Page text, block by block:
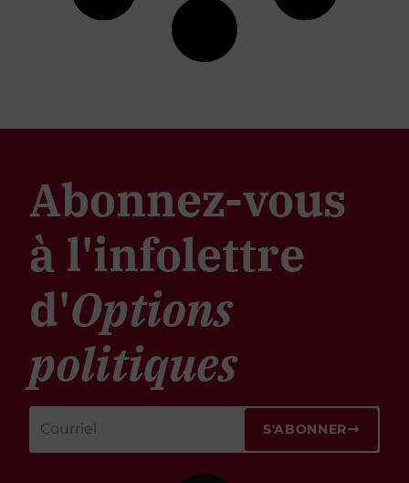
Abonnez-vous
à l'infolettre
d'Options
politiques
S'ABONNER